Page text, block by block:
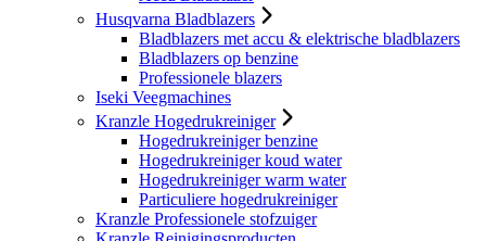
Husqvarna Bladblazers
Bladblazers met accu & elektrische bladblazers
Bladblazers op benzine
Professionele blazers
Iseki Veegmachines
Kranzle Hogedrukreiniger
Hogedrukreiniger benzine
Hogedrukreiniger koud water
Hogedrukreiniger warm water
Particuliere hogedrukreiniger
Kranzle Professionele stofzuiger